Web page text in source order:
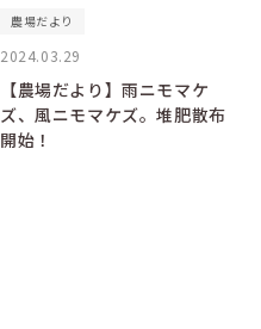
農場だより
2024.03.29
【農場だより】雨ニモマケ
ズ、風ニモマケズ。堆肥散布
開始！